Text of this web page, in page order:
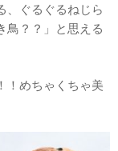
、ぐるぐるねじら
鳥？？」と思える
！めちゃくちゃ美